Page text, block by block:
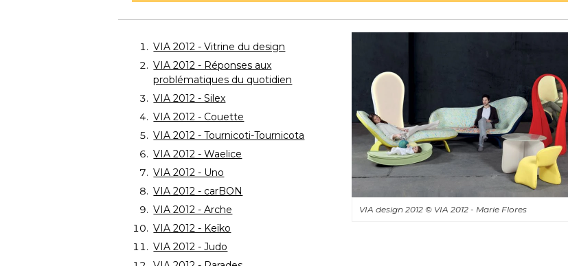
VIA design 2012 © VIA 2012 - Marie Flores
VIA 2012 - Vitrine du design
VIA 2012 - Réponses aux
problématiques du quotidien
VIA 2012 - Silex
VIA 2012 - Couette
VIA 2012 - Tournicoti-Tournicota
VIA 2012 - Waelice
VIA 2012 - Uno
VIA 2012 - carBON
VIA 2012 - Arche
VIA 2012 - Keïko
VIA 2012 - Judo